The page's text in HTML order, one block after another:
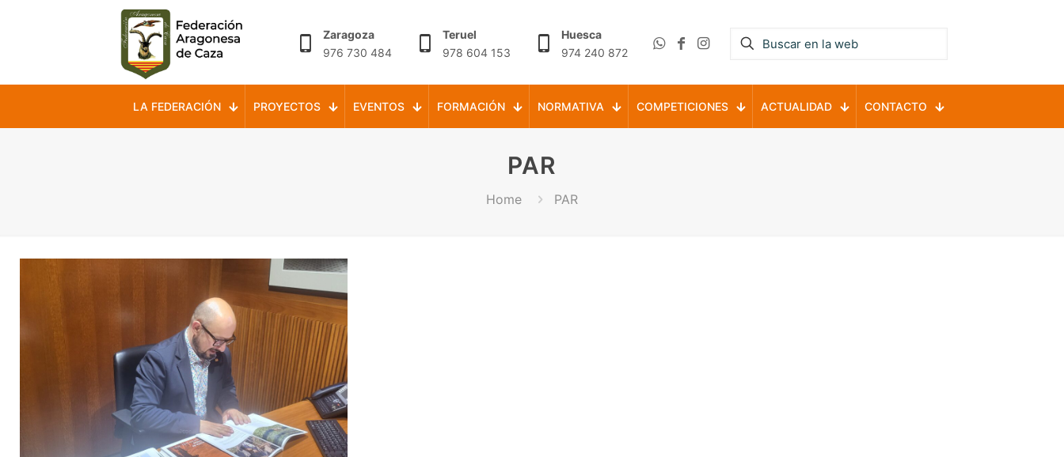
Zaragoza
976 730 484
Teruel
978 604 153
Huesca
974 240 872
LA FEDERACIÓN PROYECTOS EVENTOS FORMACIÓN NORMATIVA COMPETICIONES ACTUALIDAD CONTACTO
PAR
Home PAR